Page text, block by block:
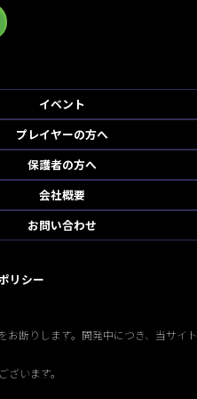
イベント
プレイヤーの方へ
保護者の方へ
会社概要
お問い合わせ
リシー
断りします。開発中につき、当サイト
います。